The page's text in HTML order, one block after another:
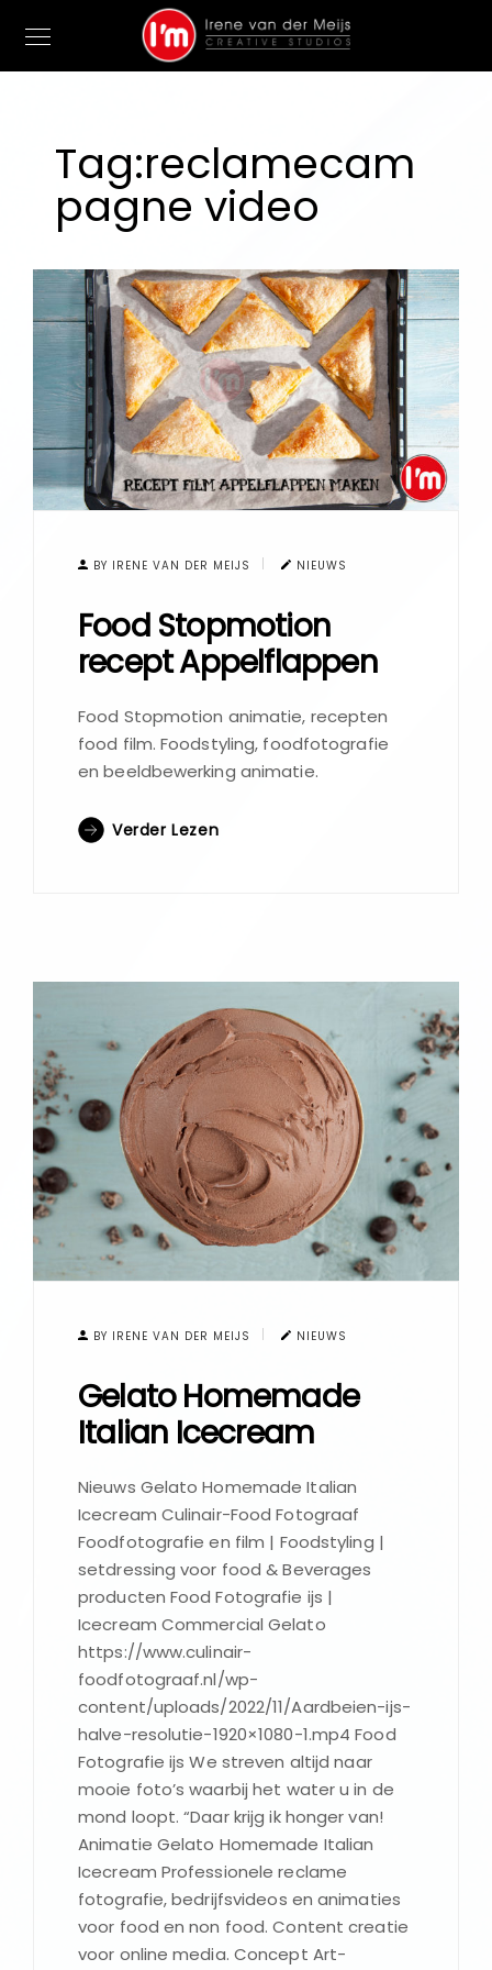
Tag:reclamecam
pagne video
BY IRENE VAN DER MEIJS NIEUWS
Food Stopmotion
recept Appelflappen
Food Stopmotion animatie, recepten
food film. Foodstyling, foodfotografie
en beeldbewerking animatie.
Verder Lezen
BY IRENE VAN DER MEIJS NIEUWS
Gelato Homemade
Italian Icecream
Nieuws Gelato Homemade Italian
Icecream Culinair-Food Fotograaf
Foodfotografie en film | Foodstyling |
setdressing voor food & Beverages
producten Food Fotografie ijs |
Icecream Commercial Gelato
https://www.culinair-
foodfotograaf.nl/wp-
content/uploads/2022/11/Aardbeien-ijs-
halve-resolutie-1920×1080-1.mp4 Food
Fotografie ijs We streven altijd naar
mooie foto’s waarbij het water u in de
mond loopt. “Daar krijg ik honger van!
Animatie Gelato Homemade Italian
Icecream Professionele reclame
fotografie, bedrijfsvideos en animaties
voor food en non food. Content creatie
voor online media. Concept Art-